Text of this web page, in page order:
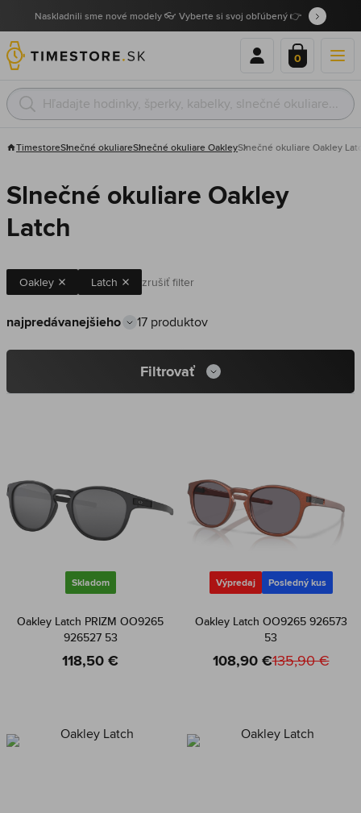
Naskladnili sme nové modely 👓 Vyberte si svoj obľúbený 👉
0
TimestoreSlnečné okuliareSlnečné okuliare OakleySlnečné okuliare Oakley
Slnečné okuliare Oakley
Latch
Oakley Latch zrušiť filter
17 produktov
Filtrovať
Skladom
Oakley Latch PRIZM OO9265
926527 53
118,50 €
Výpredaj Posledný kus
Oakley Latch OO9265 926573
53
108,90 €135,90 €